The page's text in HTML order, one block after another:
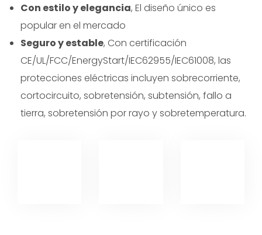
Con estilo y elegancia, El diseño único es
popular en el mercado
Seguro y estable, Con certificación
CE/UL/FCC/EnergyStart/IEC62955/IEC61008, las
protecciones eléctricas incluyen sobrecorriente,
cortocircuito, sobretensión, subtensión, fallo a
tierra, sobretensión por rayo y sobretemperatura.